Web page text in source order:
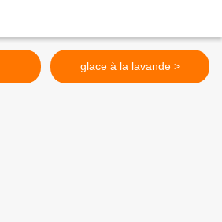
glace à la lavande >